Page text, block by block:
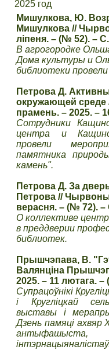
2025 год
Мишулкова, Ю.
Мишулкова //
ліпеня. – (№ 52). –
В агрогородке
Дома культуры и
библиотеки
Петрова Д.
окружающей
прамень. – 2025. –
Сотрудники
центра и
провели
памятника
камень".
Петрова Д. За
Петрова //
верасня. – (№ 72). –
О коллективе
в преддверии
библиотек.
Прышчэпава, В.
Валянціна
2025. – 11 лютага.
Супрацоўнікі
і Кругліцкай
выставы і
Дзень памяці ахвяр
антыфашыста,